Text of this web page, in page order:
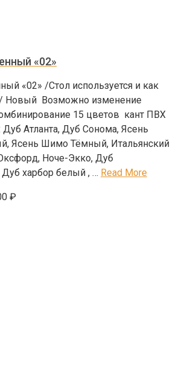
«02»
«02» /Cтол используется и как
Новый Возможно изменение
15 цветов кант ПВХ
Атланта, Дуб Сонома, Ясень
Ясень Шимо Тёмный, Итальянский
Ноче-Экко, Дуб
харбор белый , … Read More
₽